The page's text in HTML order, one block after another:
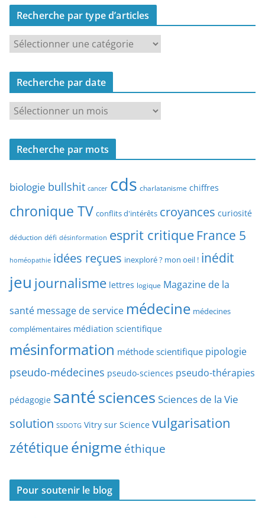
Recherche par type d’articles
e
c
e
e
a
t
y
e
d
’
a
i
l
e
Recherche par date
e
c
r
h
p
a
t
e
Recherche par mots
biologie bullshit cancer cds charlatanisme chiffres
chronique TV conflits d'intérêts croyances curiosité
déduction défi désinformation esprit critique France 5
homéopathie idées reçues inexploré ? mon oeil ! inédit
jeu journalisme lettres logique Magazine de la
santé message de service médecine médecines
complémentaires médiation scientifique
mésinformation méthode scientifique pipologie
pseudo-médecines pseudo-sciences pseudo-thérapies
pédagogie santésciences Sciences de la Vie
solution SSDOTG Vitry sur Science vulgarisation
zététiqueénigme éthique
Pour soutenir le blog